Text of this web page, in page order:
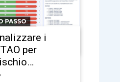
PASSO
i
per